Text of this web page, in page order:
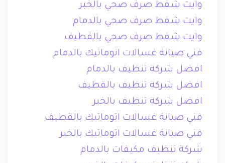
وايت شفط صرف صحي بالخبر
وايت شفط صرف صحي بالدمام
وايت شفط صرف صحي بالقطيف
فني صيانة غسالات اتوماتيك بالدمام
افضل شركة تنظيف بالدمام
افضل شركة تنظيف بالقطيف
افضل شركة تنظيف بالخبر
فني صيانة غسالات اتوماتيك بالقطيف
فني صيانة غسالات اتوماتيك بالخبر
شركة تنظيف مكيفات بالدمام